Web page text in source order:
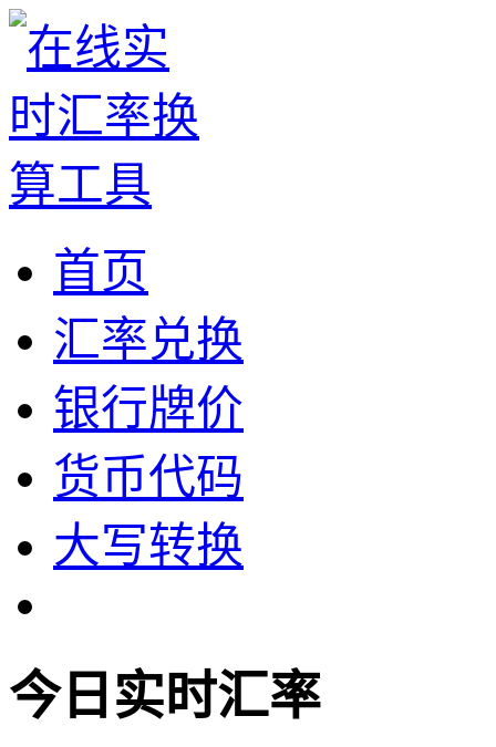
首页
汇率兑换
银行牌价
货币代码
大写转换
今日实时汇率